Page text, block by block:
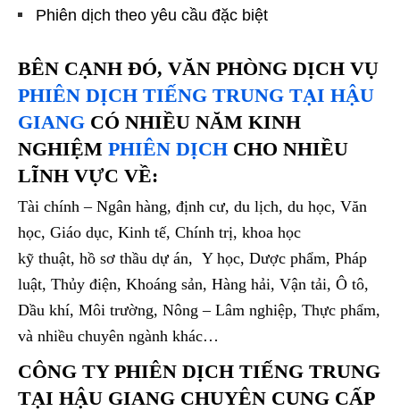
Phiên dịch theo yêu cầu đặc biệt
BÊN CẠNH ĐÓ, VĂN PHÒNG DỊCH VỤ
PHIÊN DỊCH TIẾNG TRUNG TẠI HẬU
GIANG CÓ NHIỀU NĂM KINH
NGHIỆM PHIÊN DỊCH CHO NHIỀU
LĨNH VỰC VỀ:
Tài chính – Ngân hàng, định cư, du lịch, du học, Văn
học, Giáo dục, Kinh tế, Chính trị, khoa học
kỹ thuật, hồ sơ thầu dự án, Y học, Dược phẩm, Pháp
luật, Thủy điện, Khoáng sản, Hàng hải, Vận tải, Ô tô,
Dầu khí, Môi trường, Nông – Lâm nghiệp, Thực phẩm,
và nhiều chuyên ngành khác…
CÔNG TY PHIÊN DỊCH TIẾNG TRUNG
TẠI HẬU GIANG CHUYÊN CUNG CẤP